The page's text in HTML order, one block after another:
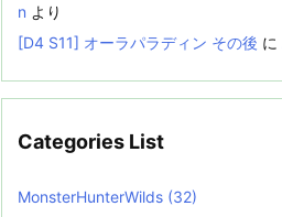
n より
[D4 S11] オーラパラディン その後 に
Categories List
MonsterHunterWilds (32)